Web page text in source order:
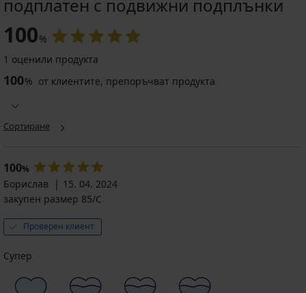
Самозалепващ
Gala
42,99
лв.)
32,24
€
(63,06
лв.)
код
подплатен с подвижни подплънки
100%
1 оценили продукта
100% от клиентите, препоръчват продукта
Сортиране
100%
Борислав
15. 04. 2024
закупен размер 85/C
Проверен клиент
Супер